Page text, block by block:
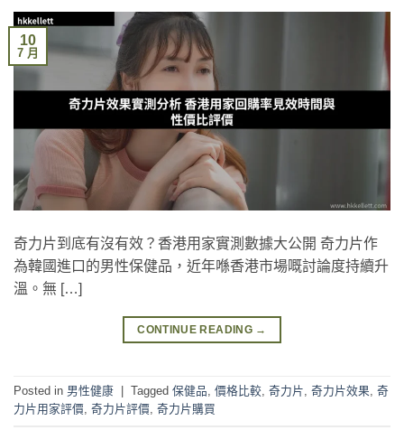
10
7 月
奇力片到底有沒有效？香港用家實測數據大公開 奇力片作
為韓國進口的男性保健品，近年喺香港市場嘅討論度持續升
溫。無 […]
CONTINUE READING →
Posted in 男性健康 Tagged 保健品, 價格比較, 奇力片, 奇力片效果, 奇
力片用家評價, 奇力片評價, 奇力片購買